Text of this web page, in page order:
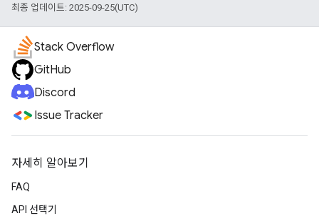
최종 업데이트: 2025-09-25(UTC)
Stack Overflow
GitHub
Discord
Issue Tracker
자세히 알아보기
FAQ
API 선택기